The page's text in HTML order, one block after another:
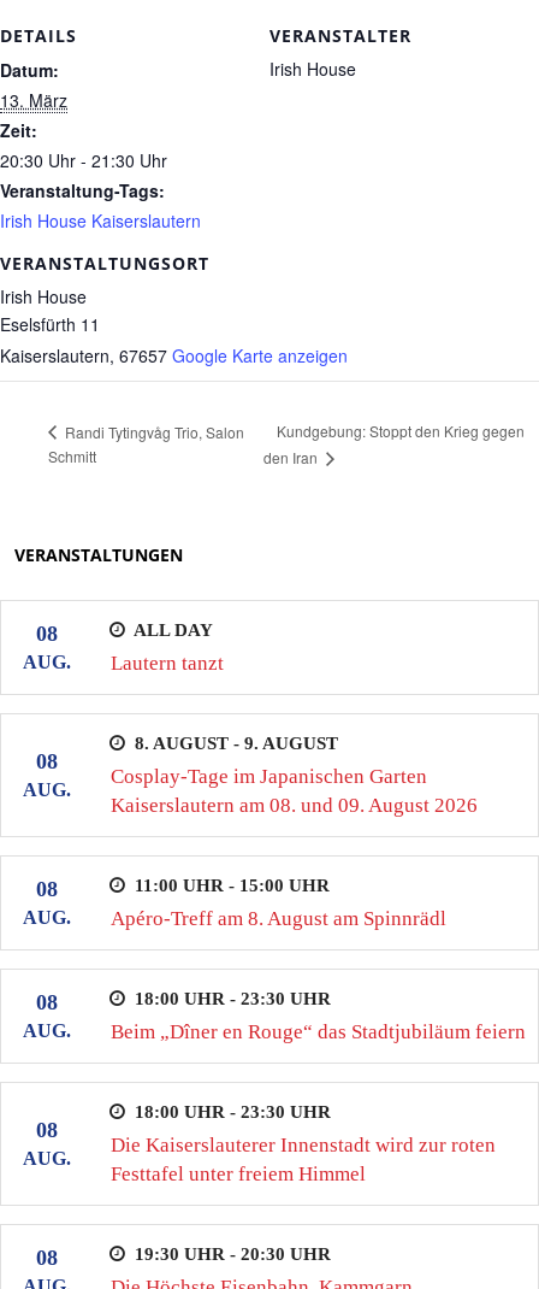
DETAILS
Datum:
13. März
Zeit:
20:30 Uhr - 21:30 Uhr
Veranstaltung-Tags:
Irish House Kaiserslautern
VERANSTALTUNGSORT
Irish House
Eselsfürth 11
Kaiserslautern, 67657 Google Karte anzeigen
VERANSTALTER
Irish House
Randi Tytingvåg Trio, Salon
Schmitt
Kundgebung: Stoppt den Krieg gegen
den Iran
VERANSTALTUNGEN
08
AUG.
ALL DAY
Lautern tanzt
08
AUG.
8. AUGUST - 9. AUGUST
Cosplay-Tage im Japanischen Garten
Kaiserslautern am 08. und 09. August 2026
08
AUG.
11:00 UHR - 15:00 UHR
Apéro-Treff am 8. August am Spinnrädl
08
AUG.
18:00 UHR - 23:30 UHR
Beim „Dîner en Rouge“ das Stadtjubiläum feiern
08
AUG.
18:00 UHR - 23:30 UHR
Die Kaiserslauterer Innenstadt wird zur roten
Festtafel unter freiem Himmel
08 19:30 UHR - 20:30 UHR